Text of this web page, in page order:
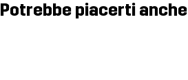
Potrebbe piacerti anche